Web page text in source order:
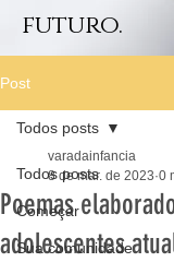
futuro.
Post
Todos posts
Começar
Sua comunidade
Todos posts
Poemas
adolescentes
varadainfancia
8 de mar. de 2023 0